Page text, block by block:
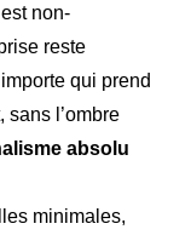
non-
reste
qui prend
sans l’ombre
absolu
minimales,